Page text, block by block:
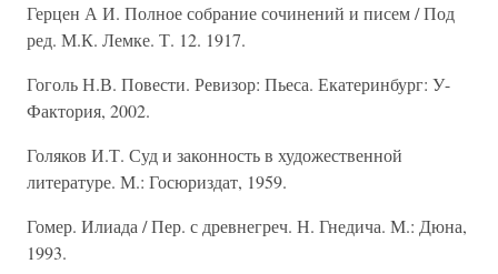
Герцен А И. Полное собрание сочинений и писем / Под
ред. М.К. Лемке. Т. 12. 1917.
Гоголь Н.В. Повести. Ревизор: Пьеса. Екатеринбург: У-
Фактория, 2002.
Голяков И.Т. Суд и законность в художественной
литературе. М.: Госюриздат, 1959.
Гомер. Илиада / Пер. с древнегреч. Н. Гнедича. М.: Дюна,
1993.